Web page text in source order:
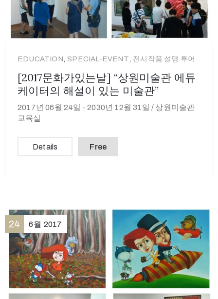
EDUCATION,SPECIAL-EVENT, 전시작품 설명 투어
[2017문화가있는날] “상원미술관 에듀
케이터의 해설이 있는 미술관”
2017년 06월 24일 - 2030년 12월 31일 / 상원미술관
교육실
Details Free
24 6월 2017